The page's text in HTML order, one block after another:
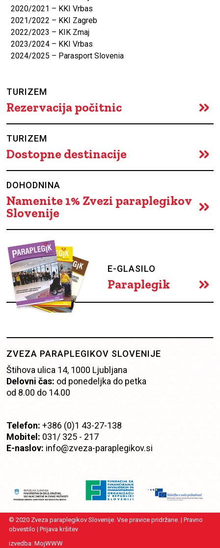
2020/2021 – KKI Vrbas
2021/2022 – KKI Zagreb
2022/2023 – KIK Zmaj
2023/2024 – KKI Vrbas
2024/2025 – Parasport Slovenia
TURIZEM
Rezervacija počitnic
TURIZEM
Dostopne destinacije
DOHODNINA
Namenite 1% Zvezi paraplegikov
Slovenije
E-GLASILO
Paraplegik
ZVEZA PARAPLEGIKOV SLOVENIJE
Štihova ulica 14, 1000 Ljubljana
Delovni čas: od ponedeljka do petka
od 8.00 do 14.00
Telefon:+386 (0)1 43-27-138
Mobitel: 031/ 325 - 217
E-naslov: info@zveza-paraplegikov.si
© 2020 Zveza paraplegikov Slovenije. Vse pravice pridržane. |Pravno
obvestilo |Prijava kršitev
izvedba:MojWWW